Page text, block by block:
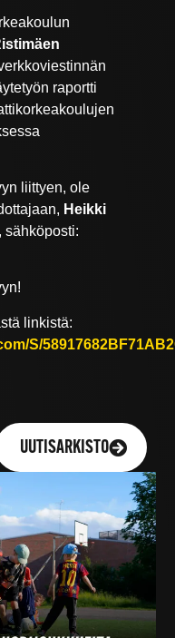
raportti
liittyen, ole
Heikki
sähköposti:
linkistä:
S/
UUTISARKISTO